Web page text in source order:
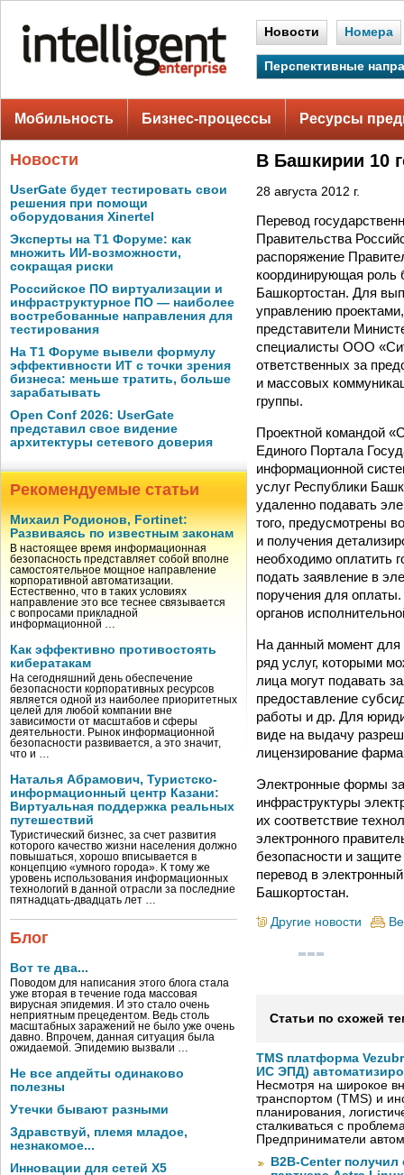
Новости Номера
Перспективные
Мобильность Бизнес-процессы Ресурсы
Новости
UserGate будет тестировать свои
решения при помощи
оборудования Xinertel
Эксперты на Т1 Форуме: как
множить ИИ-возможности,
сокращая риски
Российское ПО виртуализации и
инфраструктурное ПО — наиболее
востребованные направления для
тестирования
На Т1 Форуме вывели формулу
эффективности ИТ с точки зрения
бизнеса: меньше тратить, больше
зарабатывать
Open Conf 2026: UserGate
представил свое видение
архитектуры сетевого доверия
Рекомендуемые статьи
Михаил Родионов, Fortinet:
Развиваясь по известным законам
В настоящее время информационная
безопасность представляет собой вполне
самостоятельное мощное направление
корпоративной автоматизации.
Естественно, что в таких условиях
направление это все теснее связывается
с вопросами прикладной
информационной …
Как эффективно противостоять
кибератакам
На сегодняшний день обеспечение
безопасности корпоративных ресурсов
является одной из наиболее приоритетных
целей для любой компании вне
зависимости от масштабов и сферы
деятельности. Рынок информационной
безопасности развивается, а это значит,
что и …
Наталья Абрамович, Туристско-
информационный центр Казани:
Виртуальная поддержка реальных
путешествий
Туристический бизнес, за счет развития
которого качество жизни населения должно
повышаться, хорошо вписывается в
концепцию «умного города». К тому же
уровень использования информационных
технологий в данной отрасли за последние
пятнадцать-двадцать лет …
Блог
Вот те два...
Поводом для написания этого блога стала
уже вторая в течение года массовая
вирусная эпидемия. И это стало очень
неприятным прецедентом. Ведь столь
масштабных заражений не было уже очень
давно. Впрочем, данная ситуация была
ожидаемой. Эпидемию вызвали …
Не все апдейты одинаково
полезны
Утечки бывают разными
Здравствуй, племя младое,
незнакомое...
Инновации для сетей X5
В Башкирии 10
28 августа 2012 г.
Перевод
Правительства
распоряжение
координирующая роль
Башкортостан. Для
управлению
представители
специалисты ООО
ответственных за
и массовых
группы.
Проектной командой
Единого Портала
информационной
услуг Республики
удаленно подавать
того, предусмотрены
и получения
необходимо оплатить
подать заявление в
поручения для
органов
На данный момент для
ряд услуг, которыми
лица могут подавать
предоставление
работы и др. Для
виде на выдачу
лицензирование
Электронные формы
инфраструктуры
их соответствие
электронного
безопасности и
перевод в
Башкортостан.
Другие новости
Статьи по схожей
TMS платформа
ИС ЭПД)
Несмотря на широкое
транспортом (TMS) и
планирования,
сталкиваться с
Предприниматели
B2B-Center получил